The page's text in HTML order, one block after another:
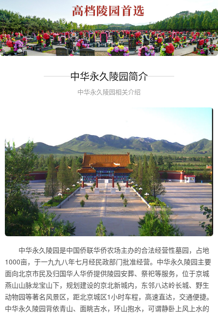
中华永久陵园简介
中华永久陵园相关介绍
中华永久陵园是中国侨联华侨农场主办的合法经营性墓园，占地
1000亩，于一九九八年七月经民政部门批准经营。中华永久陵园主要
面向北京市民及归国华人华侨提供陵园安葬、祭祀等服务，位于京城
燕山山脉龙宝山下，规划建设的京北新城内，东邻八达岭长城、野生
动物园等著名风景区，距北京城区1小时车程，高速直达，交通便捷。
中华永久陵园背依青山、面眺吉水，环山抱水，可谓静卧上风上水的